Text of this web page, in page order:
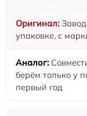
упаковке, с
берём только у
первый год